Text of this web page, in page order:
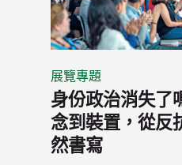
展覽專題
身份政治消失了
念到裝置，從反
然書寫